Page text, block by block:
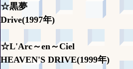
☆黒夢
Drive(1997年)
☆L'Arc～en～Ciel
HEAVEN'S DRIVE(1999年)